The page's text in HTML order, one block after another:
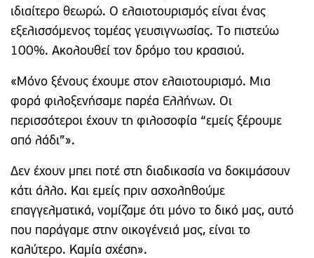
ιδιαίτερο θεωρώ. Ο ελαιοτουρισμός είναι ένας
εξελισσόμενος τομέας γευσιγνωσίας. Το πιστεύω
100%. Ακολουθεί τον δρόμο του κρασιού.
«Μόνο ξένους έχουμε στον ελαιοτουρισμό. Μια
φορά φιλοξενήσαμε παρέα Ελλήνων. Οι
περισσότεροι έχουν τη φιλοσοφία “εμείς ξέρουμε
από λάδι”».
Δεν έχουν μπει ποτέ στη διαδικασία να δοκιμάσουν
κάτι άλλο. Και εμείς πριν ασχοληθούμε
επαγγελματικά, νομίζαμε ότι μόνο το δικό μας, αυτό
που παράγαμε στην οικογένειά μας, είναι το
καλύτερο. Καμία σχέση».